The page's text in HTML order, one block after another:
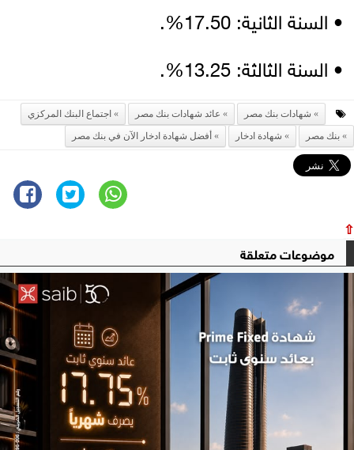
• السنة الثانية: 17.50%.
• السنة الثالثة: 13.25%.
شهادات بنك مصر عائد شهادات بنك مصر
اجتماع البنك المركزي
بنك مصر
شهادة ادخار أفضل شهادة ادخار الآن في بنك مصر
⇧
موضوعات متعلقة